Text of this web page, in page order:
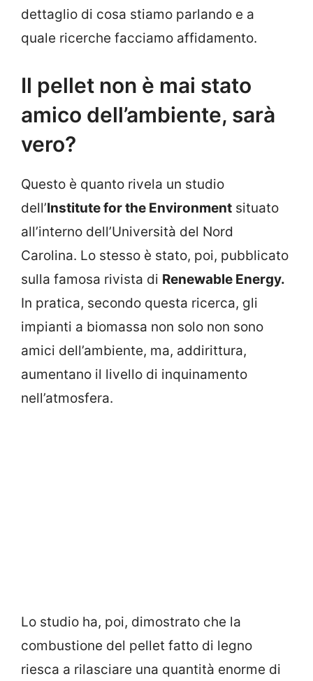
dettaglio di cosa stiamo parlando e a
quale ricerche facciamo affidamento.
Il pellet non è mai stato
amico dell’ambiente, sarà
vero?
Questo è quanto rivela un studio
dell’Institute for the Environment situato
all’interno dell’Università del Nord
Carolina. Lo stesso è stato, poi, pubblicato
sulla famosa rivista di Renewable Energy.
In pratica, secondo questa ricerca, gli
impianti a biomassa non solo non sono
amici dell’ambiente, ma, addirittura,
aumentano il livello di inquinamento
nell’atmosfera.
Lo studio ha, poi, dimostrato che la
combustione del pellet fatto di legno
riesca a rilasciare una quantità enorme di